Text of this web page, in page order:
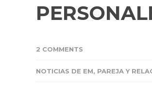
2 COMMENTS
NOTICIAS DE EM, PAREJA Y